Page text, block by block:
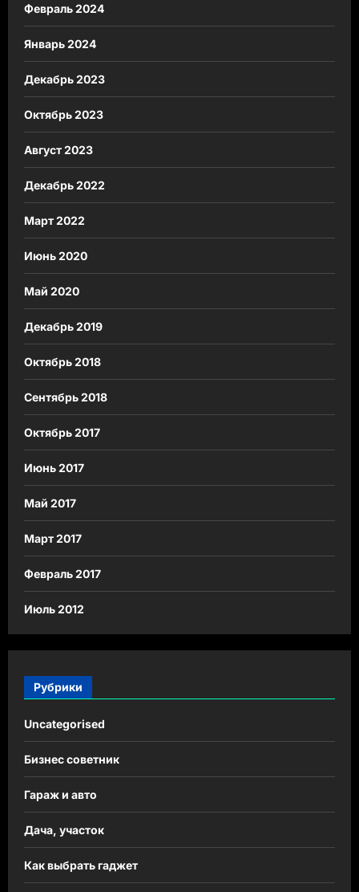
Февраль 2024
Январь 2024
Декабрь 2023
Октябрь 2023
Август 2023
Декабрь 2022
Март 2022
Июнь 2020
Май 2020
Декабрь 2019
Октябрь 2018
Сентябрь 2018
Октябрь 2017
Июнь 2017
Май 2017
Март 2017
Февраль 2017
Июль 2012
Рубрики
Uncategorised
Бизнес советник
Гараж и авто
Дача, участок
Как выбрать гаджет